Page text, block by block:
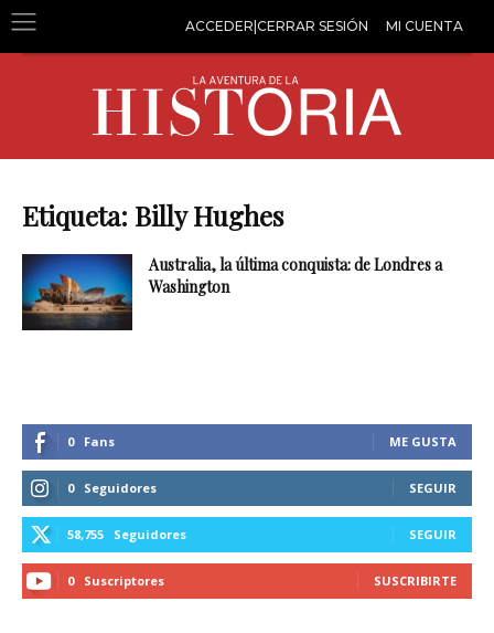
ACCEDER|CERRAR SESIÓN MI CUENTA
Etiqueta: Billy Hughes
Australia, la última conquista: de Londres a
Washington
0 Fans ME GUSTA
0 Seguidores SEGUIR
58,755 Seguidores SEGUIR
0 Suscriptores SUSCRIBIRTE